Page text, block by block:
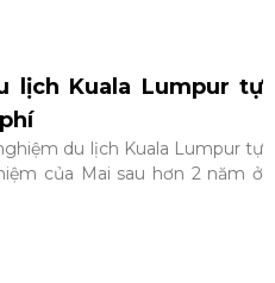
lịch Kuala Lumpur tự
du lịch Kuala Lumpur tự
của Mai sau hơn 2 năm ở